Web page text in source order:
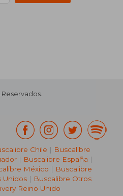
Chile | Buscalibre
| Buscalibre España |
México | Buscalibre
Unidos| Buscalibre Otros
Reino Unido